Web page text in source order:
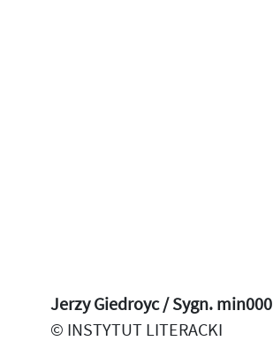
Jerzy Giedroyc / Sygn. min000
© INSTYTUT LITERACKI